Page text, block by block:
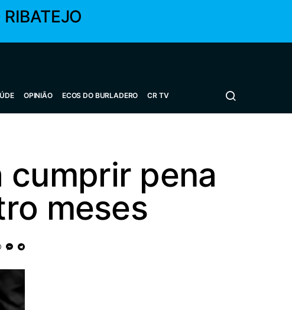
OPINIÃO ECOS DO BURLADERO CR TV
cumprir pena
meses